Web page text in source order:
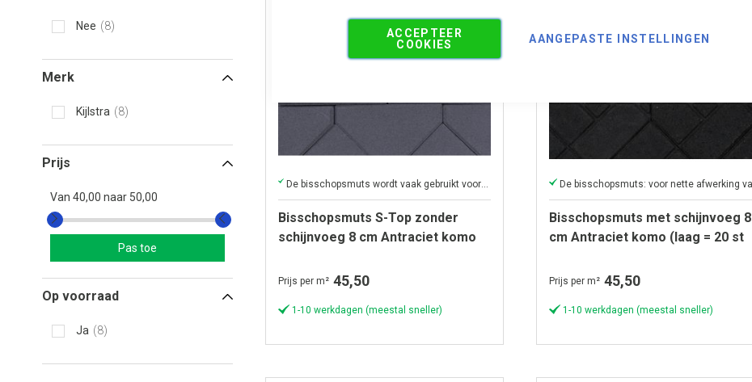
ACCEPTEER
COOKIES
AANGEPASTE INSTELLINGEN
Nee 8
Merk
Kijlstra 8
Prijs
Van 40,00 naar 50,00
Pas toe
Op voorraad
Ja 8
De bisschopsmuts wordt vaak gebruikt voor het netjes afwerken van grote oppervlakken
Bisschopsmuts S-Top zonder
schijnvoeg 8 cm Antraciet komo
Prijs per m² 45,50
1-10 werkdagen (meestal sneller)
Bisschopsmuts met schijnvoeg 8
cm Antraciet komo (laag = 20 st
Prijs per m² 45,50
1-10 werkdagen (meestal sneller)